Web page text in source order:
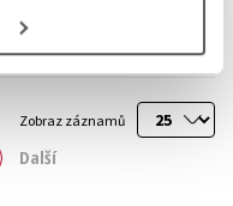
Zobraz záznamů
Další